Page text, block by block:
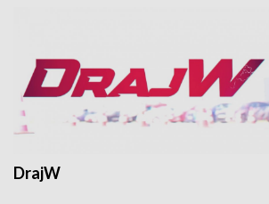
DrajW